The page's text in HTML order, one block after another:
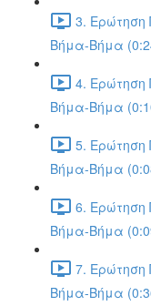
3. Ερώτηση
Βήμα-Βήμα
4. Ερώτηση
Βήμα-Βήμα
5. Ερώτηση
Βήμα-Βήμα
6. Ερώτηση
Βήμα-Βήμα
7. Ερώτηση
Βήμα-Βήμα